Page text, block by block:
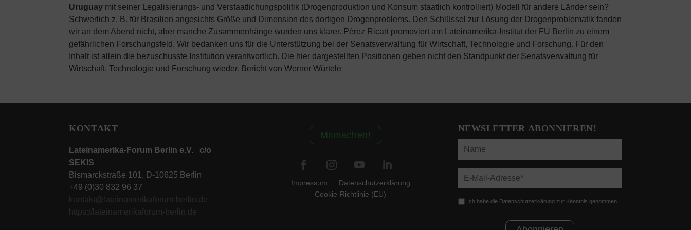
Uruguay mit seiner Legalisierungs- und Verstaatlichungspolitik (Drogenproduktion und Konsum staatlich kontrolliert) Modell für andere Länder sein?
Schwerlich z. B. für Brasilien angesichts Größe und Dimension des dortigen Drogenproblems. Den Schlüssel zur Lösung der Drogenproblematik fanden
wir an dem Abend nicht, aber manche Zusammenhänge wurden uns klarer. Pérez Ricart promoviert am Lateinamerika-Institut der FU Berlin zu einem
gefährlichen Forschungsfeld.Wir bedanken uns für die Unterstützung bei der Senatsverwaltung für Wirtschaft, Technologie und Forschung. Für den
Inhalt ist allein die bezuschusste Institution verantwortlich. Die hier dargestellten Positionen geben nicht den Standpunkt der Senatsverwaltung für
Wirtschaft, Technologie und Forschung wieder. Bericht von Werner Würtele
KONTAKT
Lateinamerika-Forum Berlin e.V. c/o
SEKIS
Bismarckstraße 101, D-10625 Berlin
+49 (0)30 832 96 37
kontakt@lateinamerikaforum-berlin.de
https://lateinamerikaforum-berlin.de
Mitmachen!
Impressum
Datenschutzerklärung
Cookie-Richtlinie (EU)
NEWSLETTER ABONNIEREN!
Ich habe die Datenschutzerklärung zur Kenntnis genommen.